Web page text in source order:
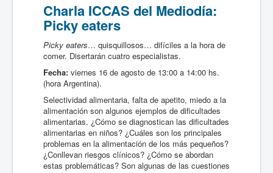
Charla ICCAS del Mediodía:
Picky eaters
Picky eaters… quisquillosos… difíciles a la hora de
comer. Disertarán cuatro especialistas.
Fecha: viernes 16 de agosto de 13:00 a 14:00 hs.
(hora Argentina).
Selectividad alimentaria, falta de apetito, miedo a la
alimentación son algunos ejemplos de dificultades
alimentarias. ¿Cómo se diagnostican las dificultades
alimentarias en niños? ¿Cuáles son los principales
problemas en la alimentación de los más pequeños?
¿Conllevan riesgos clínicos? ¿Cómo se abordan
estas problemáticas? Son algunas de las cuestiones